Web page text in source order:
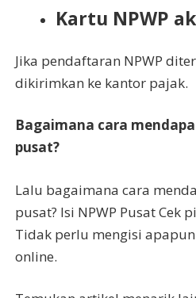
Kartu NPWP
Jika pendaftaran NPWP
dikirimkan ke kantor pajak.
Bagaimana cara
pusat?
Lalu bagaimana cara
pusat? Isi NPWP Pusat Cek
Tidak perlu mengisi
online.